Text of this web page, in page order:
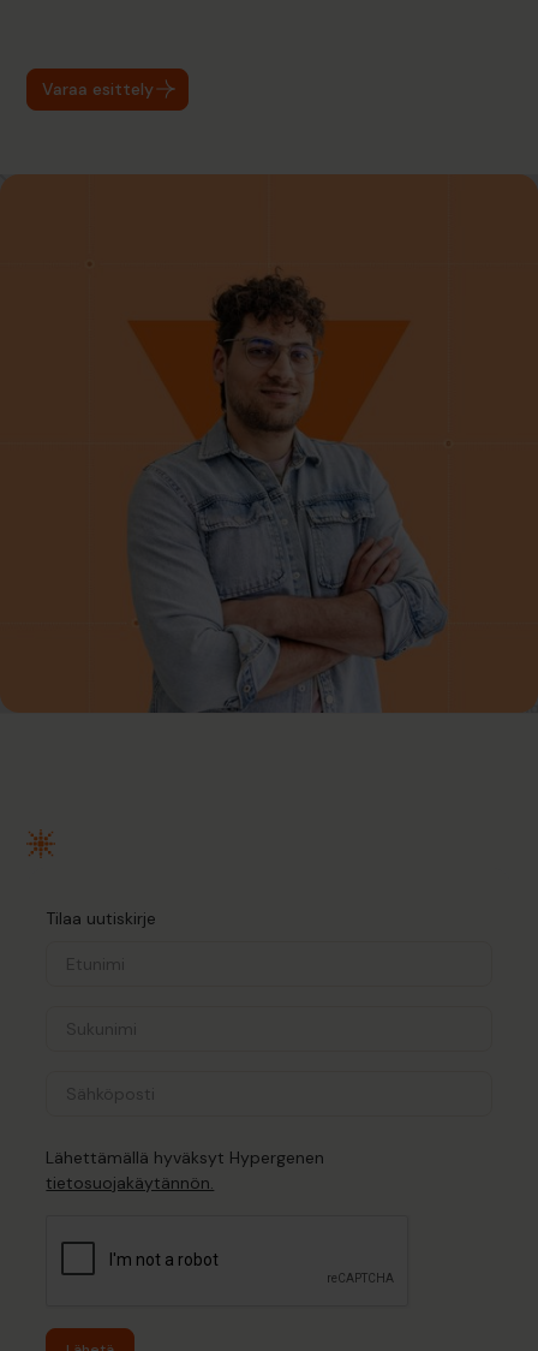
Varaa esittely
Tilaa uutiskirje
Lähettämällä hyväksyt Hypergenen
tietosuojakäytännön.